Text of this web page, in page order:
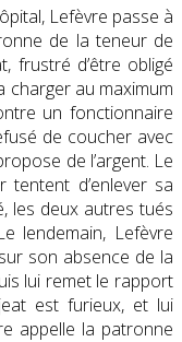
Lefèvre passe à
de la teneur de
frustré d’être obligé
charger au maximum
un fonctionnaire
de coucher avec
de l’argent. Le
d’enlever sa
les deux autres tués
lendemain, Lefèvre
son absence de la
lui remet le rapport
est furieux, et lui
appelle la patronne